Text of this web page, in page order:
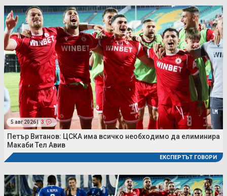
5 авг 2026 | 3
Петър Витанов: ЦСКА има всичко необходимо да елиминира
Макаби Тел Авив
ЕКСПЕРТЪТ ГОВОРИ